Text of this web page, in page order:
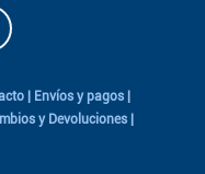
| Envíos y pagos |
y Devoluciones |